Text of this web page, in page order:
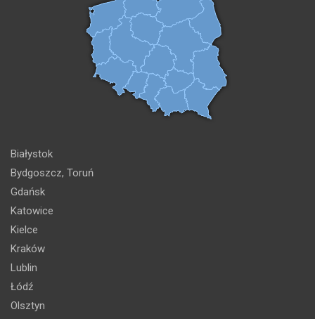
Białystok
Bydgoszcz, Toruń
Gdańsk
Katowice
Kielce
Kraków
Lublin
Łódź
Olsztyn